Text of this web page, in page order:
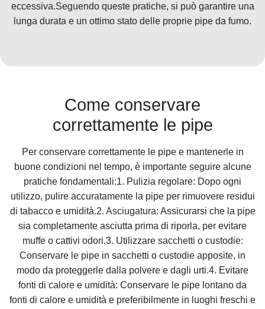
eccessiva.Seguendo queste pratiche, si può garantire una
lunga durata e un ottimo stato delle proprie pipe da fumo.
Come conservare
correttamente le pipe
Per conservare correttamente le pipe e mantenerle in
buone condizioni nel tempo, è importante seguire alcune
pratiche fondamentali:1. Pulizia regolare: Dopo ogni
utilizzo, pulire accuratamente la pipe per rimuovere residui
di tabacco e umidità.2. Asciugatura: Assicurarsi che la pipe
sia completamente asciutta prima di riporla, per evitare
muffe o cattivi odori.3. Utilizzare sacchetti o custodie:
Conservare le pipe in sacchetti o custodie apposite, in
modo da proteggerle dalla polvere e dagli urti.4. Evitare
fonti di calore e umidità: Conservare le pipe lontano da
fonti di calore e umidità e preferibilmente in luoghi freschi e